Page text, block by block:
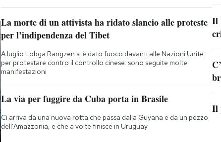
La morte di un attivista ha ridato slancio alle proteste
per l’indipendenza del Tibet
A luglio Lobga Rangzen si è dato fuoco davanti alle Nazioni Unite
per protestare contro il controllo cinese: sono seguite molte
manifestazioni
La via per fuggire da Cuba porta in Brasile
Ci arriva da una nuova rotta che passa dalla Guyana e da un pezzo
dell'Amazzonia, e che a volte finisce in Uruguay
Il
Il